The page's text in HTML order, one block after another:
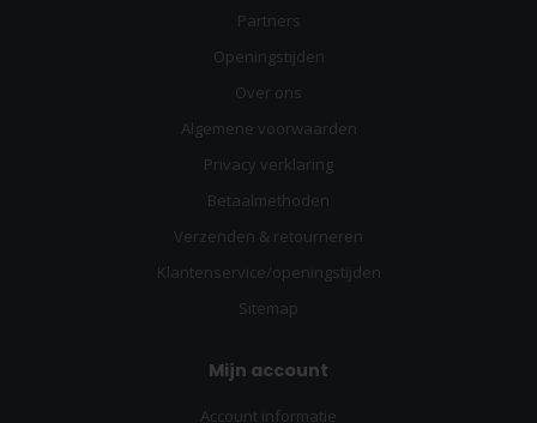
Partners
Openingstijden
Over ons
Algemene voorwaarden
Privacy verklaring
Betaalmethoden
Verzenden & retourneren
Klantenservice/openingstijden
Sitemap
Mijn account
Account informatie